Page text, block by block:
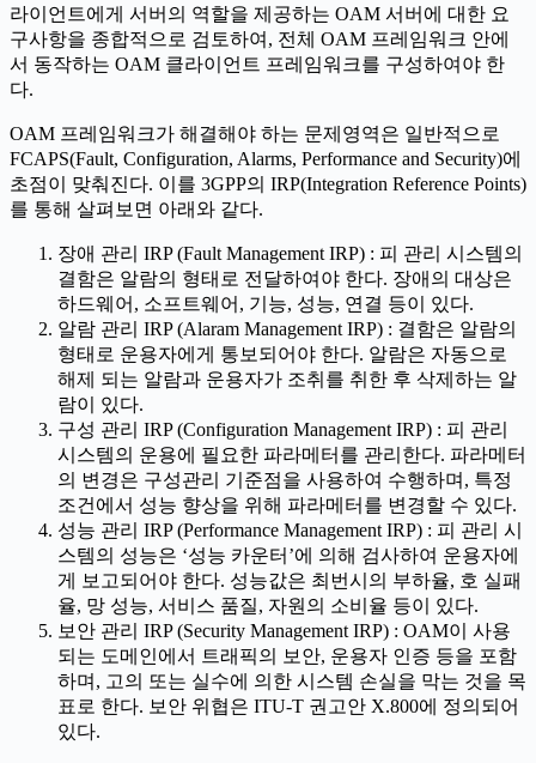
라이언트에게 서버의 역할을 제공하는 OAM 서버에 대한 요
구사항을 종합적으로 검토하여, 전체 OAM 프레임워크 안에
서 동작하는 OAM 클라이언트 프레임워크를 구성하여야 한
다.
OAM 프레임워크가 해결해야 하는 문제영역은 일반적으로
FCAPS(Fault, Configuration, Alarms, Performance and Security)에
초점이 맞춰진다. 이를 3GPP의 IRP(Integration Reference Points)
를 통해 살펴보면 아래와 같다.
장애 관리 IRP (Fault Management IRP) : 피 관리 시스템의
결함은 알람의 형태로 전달하여야 한다. 장애의 대상은
하드웨어, 소프트웨어, 기능, 성능, 연결 등이 있다.
알람 관리 IRP (Alaram Management IRP) : 결함은 알람의
형태로 운용자에게 통보되어야 한다. 알람은 자동으로
해제 되는 알람과 운용자가 조취를 취한 후 삭제하는 알
람이 있다.
구성 관리 IRP (Configuration Management IRP) : 피 관리
시스템의 운용에 필요한 파라메터를 관리한다. 파라메터
의 변경은 구성관리 기준점을 사용하여 수행하며, 특정
조건에서 성능 향상을 위해 파라메터를 변경할 수 있다.
성능 관리 IRP (Performance Management IRP) : 피 관리 시
스템의 성능은 ‘성능 카운터’에 의해 검사하여 운용자에
게 보고되어야 한다. 성능값은 최번시의 부하율, 호 실패
율, 망 성능, 서비스 품질, 자원의 소비율 등이 있다.
보안 관리 IRP (Security Management IRP) : OAM이 사용
되는 도메인에서 트래픽의 보안, 운용자 인증 등을 포함
하며, 고의 또는 실수에 의한 시스템 손실을 막는 것을 목
표로 한다. 보안 위협은 ITU-T 권고안 X.800에 정의되어
있다.